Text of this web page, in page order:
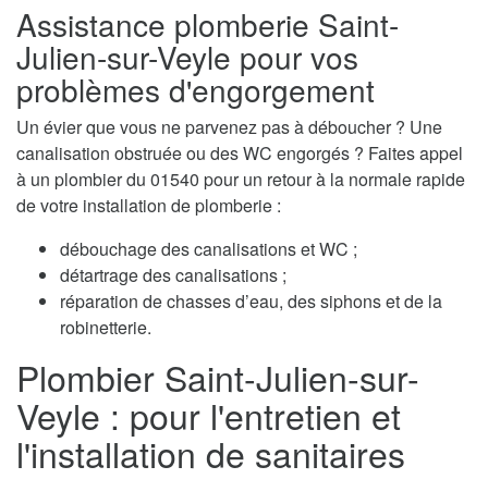
Assistance plomberie Saint-
Julien-sur-Veyle pour vos
problèmes d'engorgement
Un évier que vous ne parvenez pas à déboucher ? Une
canalisation obstruée ou des WC engorgés ? Faites appel
à un plombier du 01540 pour un retour à la normale rapide
de votre installation de plomberie :
débouchage des canalisations et WC ;
détartrage des canalisations ;
réparation de chasses d’eau, des siphons et de la
robinetterie.
Plombier Saint-Julien-sur-
Veyle : pour l'entretien et
l'installation de sanitaires